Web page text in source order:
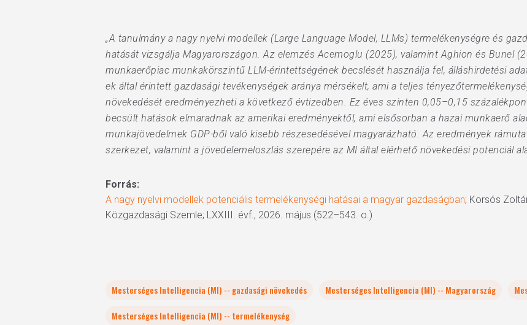
„A tanulmány a nagy nyelvi modellek (Large Language Model, LLMs) termelékenységre és
hatását vizsgálja Magyarországon. Az elemzés Acemoglu (2025), valamint Aghion és Bunel
munkaerőpiac munkakörszintű LLM-érintettségének becslését használja fel, álláshirdetési
ek által érintett gazdasági tevékenységek aránya mérsékelt, ami a teljes
növekedését eredményezheti a következő évtizedben. Ez éves szinten 0,05–0,15
becsült hatások elmaradnak az amerikai eredményektől, ami elsősorban a hazai munkaerő
munkajövedelmek GDP-ből való kisebb részesedésével magyarázható. Az eredmények
szerkezet, valamint a jövedelemeloszlás szerepére az MI által elérhető növekedési potenciál
Forrás:
A nagy nyelvi modellek potenciális termelékenységi hatásai a magyar gazdaságban; Korsós
Közgazdasági Szemle; LXXIII. évf., 2026. május (522–543. o.)
Mesterséges Intelligencia (MI) -- gazdasági növekedés Mesterséges Intelligencia (MI) -- Magyarország
Mesterséges Intelligencia (MI) -- termelékenység